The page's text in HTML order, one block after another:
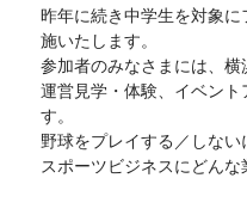
昨年に続き中学生を対象
施いたします。
参加者のみなさまには、
運営見学・体験、イベン
す。
野球をプレイする／しない
スポーツビジネスにどん